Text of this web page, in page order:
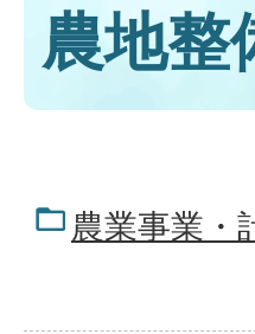
農地整
農業事業・